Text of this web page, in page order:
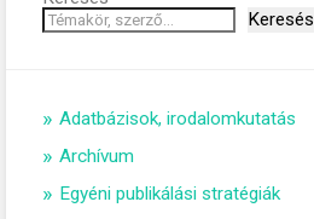
Keresés
Adatbázisok, irodalomkutatás
Archívum
Egyéni publikálási stratégiák